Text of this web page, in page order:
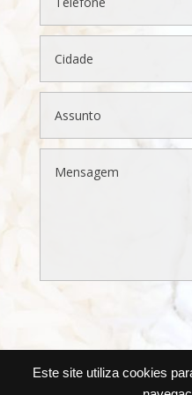
Este site utiliza cookies